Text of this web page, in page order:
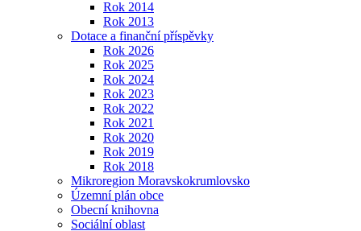
Rok 2014
Rok 2013
Dotace a finanční příspěvky
Rok 2026
Rok 2025
Rok 2024
Rok 2023
Rok 2022
Rok 2021
Rok 2020
Rok 2019
Rok 2018
Mikroregion Moravskokrumlovsko
Územní plán obce
Obecní knihovna
Sociální oblast